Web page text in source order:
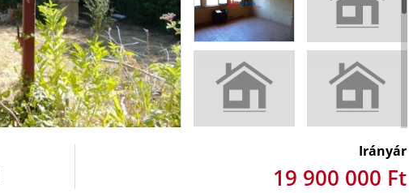
Irányár
19 900 000 Ft